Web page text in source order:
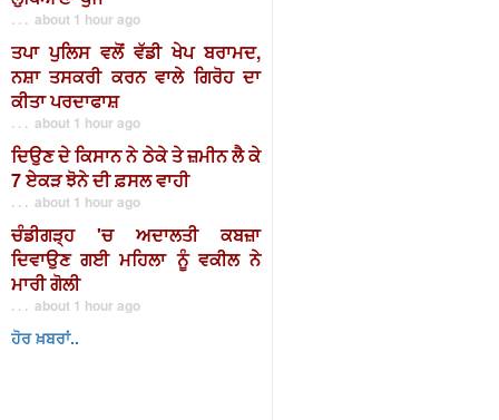
. . . about 1 hour ago
ਤਪਾ ਪੁਲਿਸ ਵਲੋਂ ਵੱਡੀ ਖੇਪ ਬਰਾਮਦ,
ਨਸ਼ਾ ਤਸਕਰੀ ਕਰਨ ਵਾਲੇ ਗਿਰੋਹ ਦਾ
ਕੀਤਾ ਪਰਦਾਫਾਸ਼
. . . about 1 hour ago
ਦਿਉਣ ਦੇ ਕਿਸਾਨ ਨੇ ਠੇਕੇ ਤੇ ਜ਼ਮੀਨ ਲੈ ਕੇ
7 ਏਕੜ ਝੋਨੇ ਦੀ ਫ਼ਸਲ ਵਾਹੀ
. . . about 1 hour ago
ਚੰਡੀਗੜ੍ਹ 'ਚ ਅਦਾਲਤੀ ਕਬਜ਼ਾ
ਦਿਵਾਉਣ ਗਈ ਮਹਿਲਾ ਨੂੰ ਵਕੀਲ ਨੇ
ਮਾਰੀ ਗੋਲੀ
. . . about 1 hour ago
ਹੋਰ ਖ਼ਬਰਾਂ..